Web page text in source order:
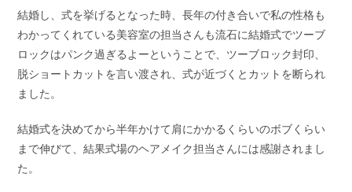
結婚し、式を挙げるとなった時、長年の付き合いで私の性格も
わかってくれている美容室の担当さんも流石に結婚式でツーブ
ロックはパンク過ぎるよーということで、ツーブロック封印、
脱ショートカットを言い渡され、式が近づくとカットを断られ
ました。
結婚式を決めてから半年かけて肩にかかるくらいのボブくらい
まで伸びて、結果式場のヘアメイク担当さんには感謝されまし
た。